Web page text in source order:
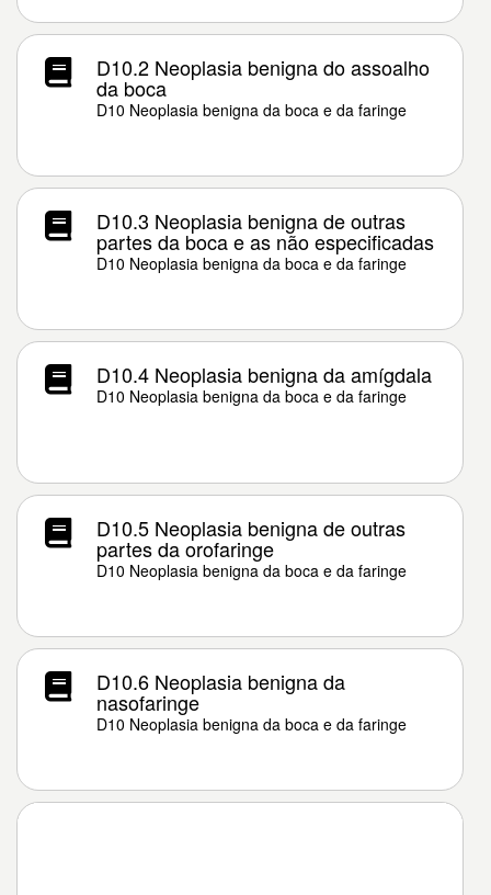
D10.2 Neoplasia benigna do assoalho
da boca
D10 Neoplasia benigna da boca e da faringe
D10.3 Neoplasia benigna de outras
partes da boca e as não especificadas
D10 Neoplasia benigna da boca e da faringe
D10.4 Neoplasia benigna da amígdala
D10 Neoplasia benigna da boca e da faringe
D10.5 Neoplasia benigna de outras
partes da orofaringe
D10 Neoplasia benigna da boca e da faringe
D10.6 Neoplasia benigna da
nasofaringe
D10 Neoplasia benigna da boca e da faringe